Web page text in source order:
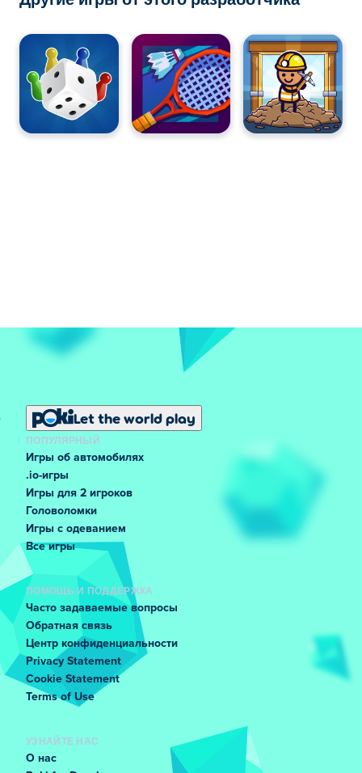
Let the world play
ПОПУЛЯРНЫЙ
Игры об автомобилях
.io-игры
Игры для 2 игроков
Головоломки
Игры с одеванием
Все игры
ПОМОЩЬ И ПОДДЕРЖКА
Часто задаваемые вопросы
Обратная связь
Центр конфиденциальности
Privacy Statement
Cookie Statement
Terms of Use
УЗНАЙТЕ НАС
О нас